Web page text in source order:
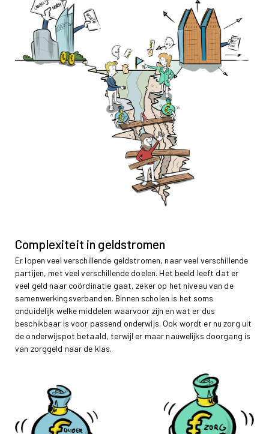
Complexiteit in geldstromen
Er lopen veel verschillende geldstromen, naar veel verschillende
partijen, met veel verschillende doelen. Het beeld leeft dat er
veel geld naar coördinatie gaat, zeker op het niveau van de
samenwerkingsverbanden. Binnen scholen is het soms
onduidelijk welke middelen waarvoor zijn en wat er dus
beschikbaar is voor passend onderwijs. Ook wordt er nu zorg uit
de onderwijspot betaald, terwijl er maar nauwelijks doorgang is
van zorggeld naar de klas.